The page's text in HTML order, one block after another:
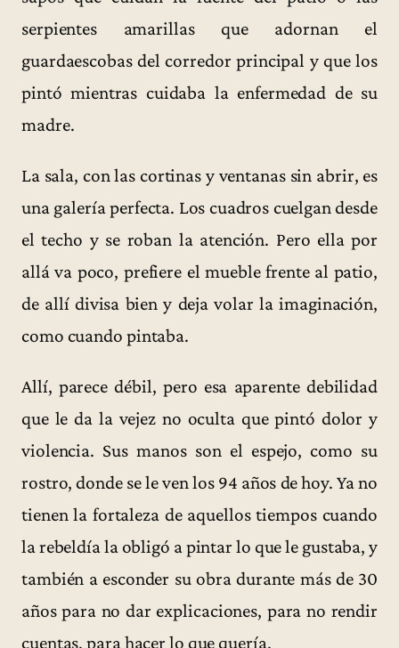
serpientes amarillas que adornan el
guardaescobas del corredor principal y que los
pintó mientras cuidaba la enfermedad de su
madre.
La sala, con las cortinas y ventanas sin abrir, es
una galería perfecta. Los cuadros cuelgan desde
el techo y se roban la atención. Pero ella por
allá va poco, prefiere el mueble frente al patio,
de allí divisa bien y deja volar la imaginación,
como cuando pintaba.
Allí, parece débil, pero esa aparente debilidad
que le da la vejez no oculta que pintó dolor y
violencia. Sus manos son el espejo, como su
rostro, donde se le ven los 94 años de hoy. Ya no
tienen la fortaleza de aquellos tiempos cuando
la rebeldía la obligó a pintar lo que le gustaba, y
también a esconder su obra durante más de 30
años para no dar explicaciones, para no rendir
cuentas, para hacer lo que quería.